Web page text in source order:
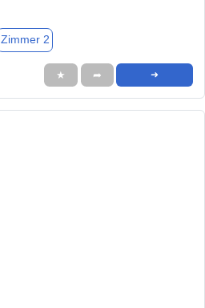
Zimmer 2
★ ➦ ➜